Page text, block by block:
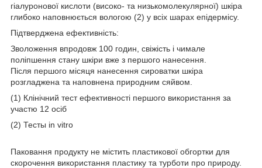
гіалуронової кислоти (високо- та низькомолекулярної) шкіра
глибоко наповнюється вологою (2) у всіх шарах епідермісу.
Підтверджена ефективність:
Зволоження впродовж 100 годин, свіжість і чимале
поліпшення стану шкіри вже з першого нанесення.
Після першого місяця нанесення сироватки шкіра
розгладжена та наповнена природним сяйвом.
(1) Клінічний тест ефективності першого використання за
участю 12 осіб
(2) Тесты in vitro
Паковання продукту не містить пластикової обгортки для
скорочення використання пластику та турботи про природу.